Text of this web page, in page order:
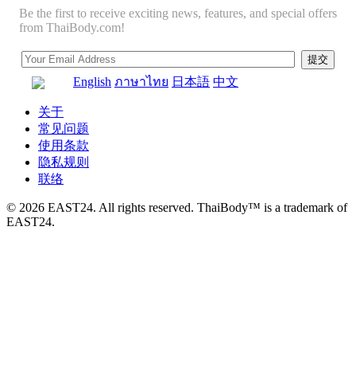
Be the first to receive exciting news, features, and special offers
from ThaiBody.com!
English ภาษาไทย 日本語 中文
关于
常见问题
使用条款
隐私规则
联络
© 2026 EAST24. All rights reserved. ThaiBody™ is a trademark of
EAST24.